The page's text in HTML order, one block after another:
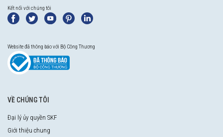
Kết nối với chúng tôi
Website đã thông báo với Bộ Công Thương
VỀ CHÚNG TÔI
Đại lý ủy quyền SKF
Giới thiệu chung